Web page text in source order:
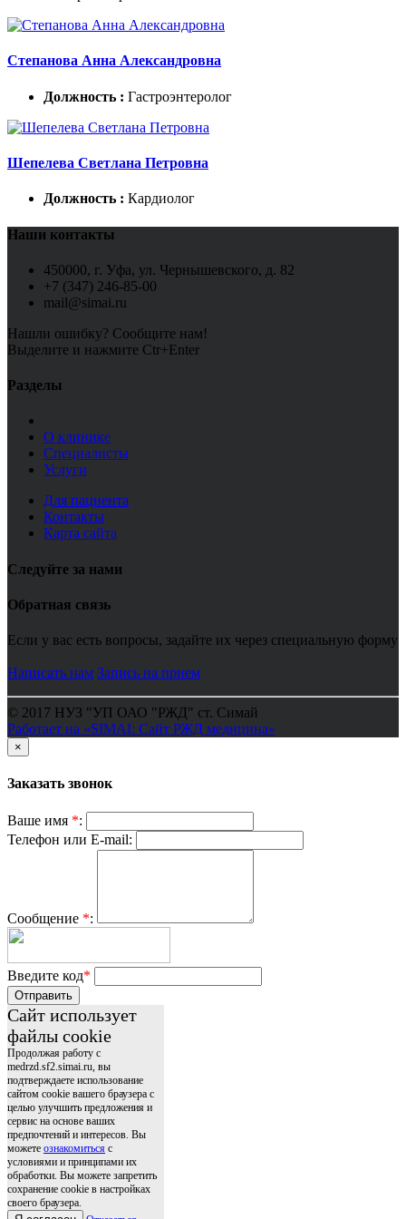
Степанова Анна Александровна
Должность : Гастроэнтеролог
Шепелева Светлана Петровна
Должность : Кардиолог
Наши контакты
450000, г. Уфа, ул. Чернышевского, д. 82
+7 (347) 246-85-00
mail@simai.ru
Нашли ошибку? Сообщите нам!
Выделите и нажмите Ctr+Enter
Разделы
О клинике
Специалисты
Услуги
Для пациента
Контакты
Карта сайта
Следуйте за нами
Обратная связь
Если у вас есть вопросы, задайте их через специальную форму
Написать нам Запись на прием
© 2017 НУЗ "УП ОАО "РЖД" ст. Симай
Работает на «SIMAI: Сайт РЖД медицина»
×
Заказать звонок
Ваше имя *:
Телефон или E-mail:
Сообщение *:
Введите код*
Отправить
Сайт использует
файлы cookie
Продолжая работу с
medrzd.sf2.simai.ru, вы
подтверждаете использование
сайтом cookie вашего браузера с
целью улучшить предложения и
сервис на основе ваших
предпочтений и интересов. Вы
можете ознакомиться с
условиями и принципами их
обработки. Вы можете запретить
сохранение cookie в настройках
своего браузера.